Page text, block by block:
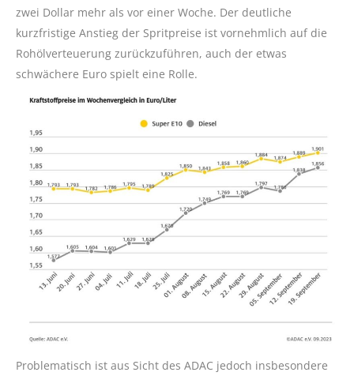
zwei Dollar mehr als vor einer Woche. Der deutliche
kurzfristige Anstieg der Spritpreise ist vornehmlich auf die
Rohölverteuerung zurückzuführen, auch der etwas
schwächere Euro spielt eine Rolle.
Problematisch ist aus Sicht des ADAC jedoch insbesondere